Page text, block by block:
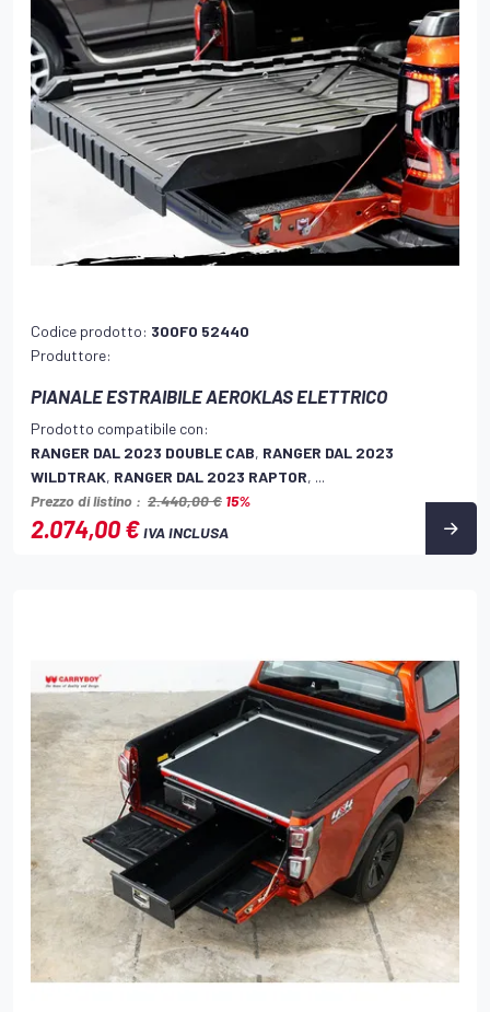
Codice prodotto: 300FO 52440
Produttore:
PIANALE ESTRAIBILE AEROKLAS ELETTRICO
Prodotto compatibile con:
RANGER DAL 2023 DOUBLE CAB, RANGER DAL 2023
WILDTRAK, RANGER DAL 2023 RAPTOR, ...
Prezzo di listino : 2.440,00 € 15%
2.074,00 €IVA INCLUSA